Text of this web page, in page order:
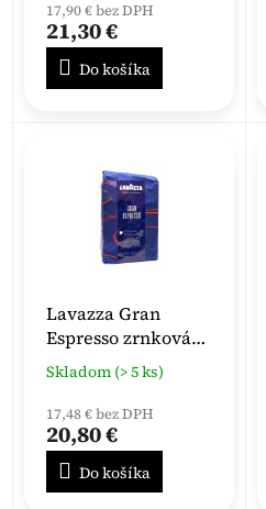
17,90 € bez DPH
21,30 €
Do košíka
Lavazza Gran
Espresso zrnková
káva 1000g
Skladom (> 5 ks)
17,48 € bez DPH
20,80 €
Do košíka